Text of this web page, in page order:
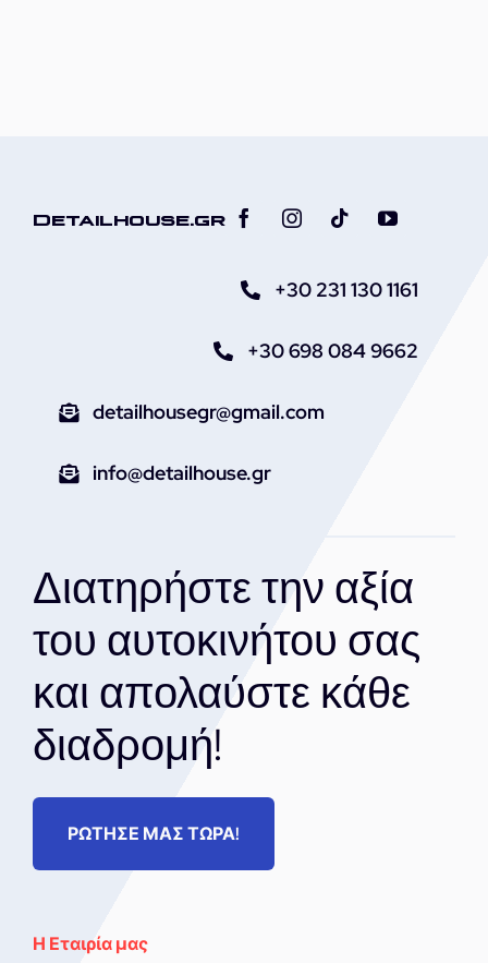
Detailhouse.gr
+30 231 130 1161
+30 698 084 9662
detailhousegr@gmail.com
info@detailhouse.gr
Διατηρήστε την αξία
του αυτοκινήτου σας
και απολαύστε κάθε
διαδρομή!
ΡΩΤΗΣΕ ΜΑΣ ΤΩΡΑ!
Η Εταιρία μας